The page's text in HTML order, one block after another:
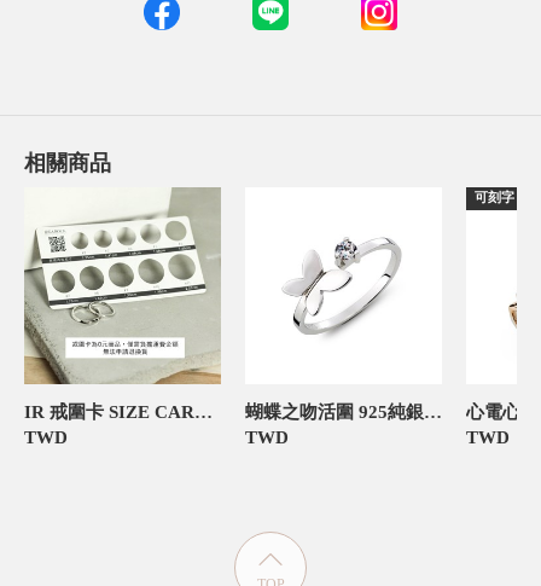
相關商品
IR 戒圍卡 SIZE CARD 飾品禮物包裝
TWD
蝴蝶之吻活圍 925純銀 女款戒指
TWD
可刻字
TWD